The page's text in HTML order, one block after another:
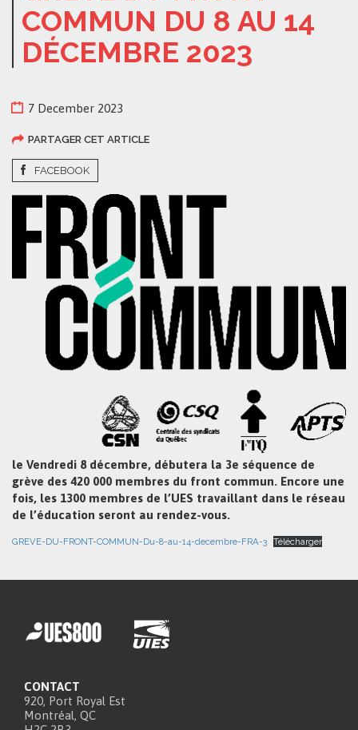
COMMUN DU 8 AU 14
DÉCEMBRE 2023
7 December 2023
PARTAGER CET ARTICLE
FACEBOOK
le Vendredi 8 décembre, débutera la 3e séquence de
grève des 420 000 membres du front commun. Encore une
fois, les 1300 membres de l’UES travaillant dans le réseau
de l’éducation seront au rendez-vous.
GREVE-DU-FRONT-COMMUN-Du-8-au-14-decembre-FRA-3 Télécharger
CONTACT
920, Port Royal Est
Montréal, QC